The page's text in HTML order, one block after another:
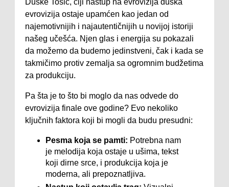
Duške Tošić, čiji nastup na evrovizija duska
evrovizija ostaje upamćen kao jedan od
najemotivnijih i najautentičnijih u novijoj istoriji
našeg učešća. Njen glas i energija su pokazali
da možemo da budemo jedinstveni, čak i kada se
takmičimo protiv zemalja sa ogromnim budžetima
za produkciju.
Pa šta je to što bi moglo da nas odvede do
evrovizija finale ove godine? Evo nekoliko
ključnih faktora koji bi mogli da budu presudni:
Pesma koja se pamti: Potrebna nam
je melodija koja ostaje u ušima, tekst
koji dirne srce, i produkcija koja je
moderna, ali prepoznatljiva.